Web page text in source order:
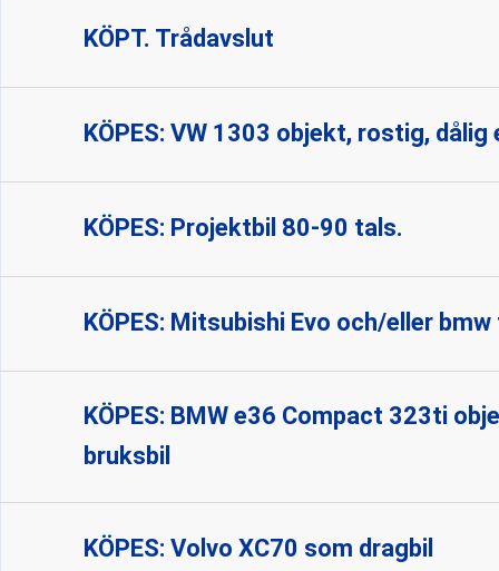
KÖPT. Trådavslut
KÖPES: VW 1303 objekt, rostig, dålig
KÖPES: Projektbil 80-90 tals.
KÖPES: Mitsubishi Evo och/eller
KÖPES: BMW e36 Compact 323ti
bruksbil
KÖPES: Volvo XC70 som dragbil